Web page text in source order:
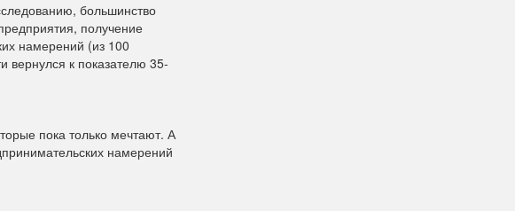
большинство
получение
намерений (из 100
вернулся к показателю 35-
пока только мечтают. А
намерений